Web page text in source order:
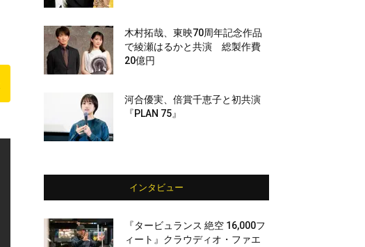
木村拓哉、東映70周年記念作品
で綾瀬はるかと共演 総製作費
20億円
河合優実、倍賞千恵子と初共演
『PLAN 75』
インタビュー
『タービュランス 絶空 16,000フ
ィート』クラウディオ・ファエ